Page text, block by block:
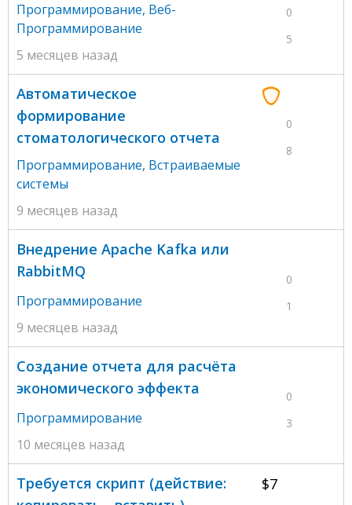
0
5
Программирование, Веб-
Программирование
5 месяцев назад
0
8
Автоматическое
формирование
стоматологического отчета
Программирование, Встраиваемые
системы
9 месяцев назад
0
1
Внедрение Apache Kafka или
RabbitMQ
Программирование
9 месяцев назад
0
3
Создание отчета для расчёта
экономического эффекта
Программирование
10 месяцев назад
$7
Требуется скрипт (действие: